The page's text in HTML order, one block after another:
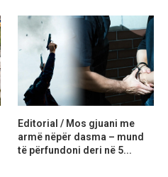
Editorial / Mos gjuani me
armë nëpër dasma – mund
të përfundoni deri në 5...